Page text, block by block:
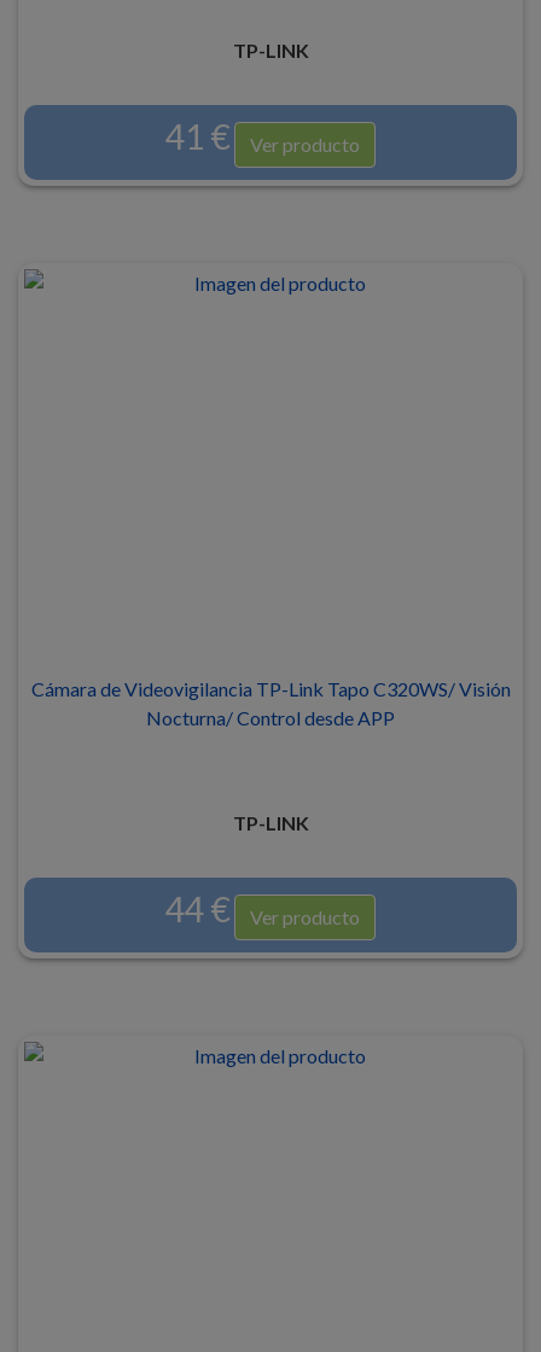
TP-LINK
41 € Ver producto
Cámara de Videovigilancia TP-Link Tapo C320WS/ Visión
Nocturna/ Control desde APP
TP-LINK
44 € Ver producto